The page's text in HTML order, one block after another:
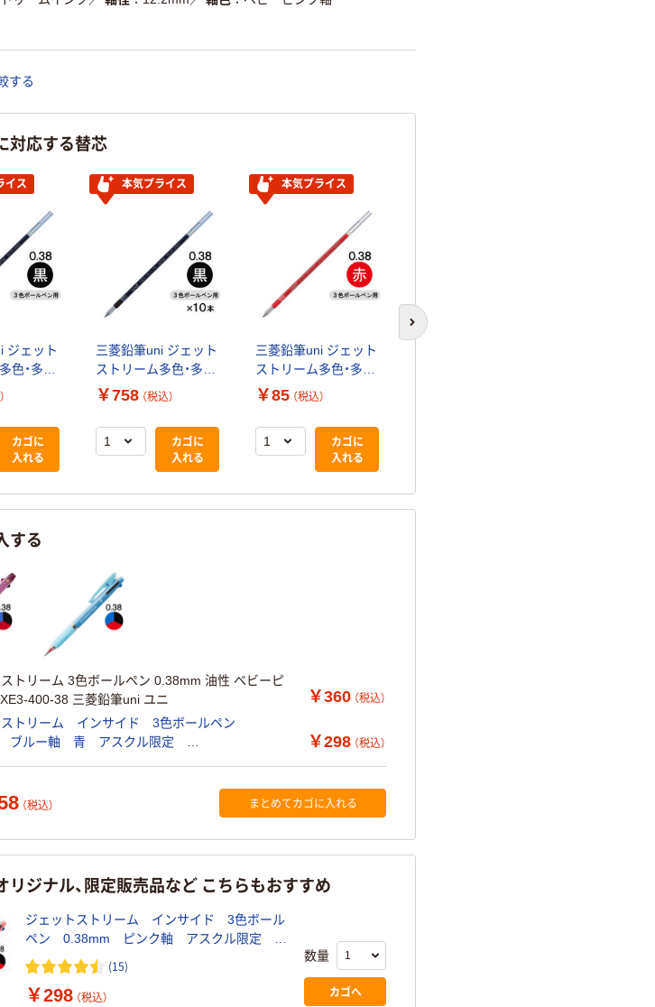
する
対応する替芯
イス
ジェット
色・多機
パッケ
1本
カゴに
入れる
本気プライス
三菱鉛筆uni ジェット
ストリーム多色・多機
能用替芯 紙パッケ
SXR8038K.24 1箱
（10本入）
￥758 （税込）
カゴに
入れる
本気プライス
三菱鉛筆uni ジェット
ストリーム多色・多機
能用替芯 紙パッケ
SXR8038K.15 1本
￥85 （税込）
カゴに
入れる
次のスライドへ
する
トリーム 3色ボールペン 0.38mm 油性 ベビーピ
400-38 三菱鉛筆uni ユニ
￥360 （税込）
ストリーム インサイド 3色ボールペン
ブルー軸 青 アスクル限定
￥298 （税込）
（税込） まとめてカゴに入れる
リジナル、限定販売品など こちらもおすすめ
ジェットストリーム インサイド 3色ボール
ペン 0.38mm ピンク軸 アスクル限定
H.SXE34053813 三菱鉛筆uni オリジナル
(15)
￥298 （税込）
数量
カゴへ